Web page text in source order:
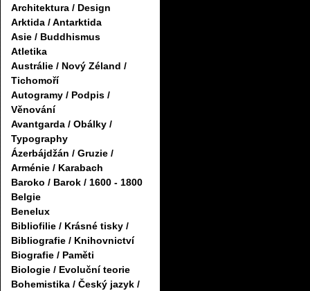
Architektura / Design
Arktida / Antarktida
Asie / Buddhismus
Atletika
Austrálie / Nový Zéland /
Tichomoří
Autogramy / Podpis /
Věnování
Avantgarda / Obálky /
Typography
Ázerbájdžán / Gruzie /
Arménie / Karabach
Baroko / Barok / 1600 - 1800
Belgie
Benelux
Bibliofilie / Krásné tisky /
Bibliografie / Knihovnictví
Biografie / Paměti
Biologie / Evoluční teorie
Bohemistika / Český jazyk /